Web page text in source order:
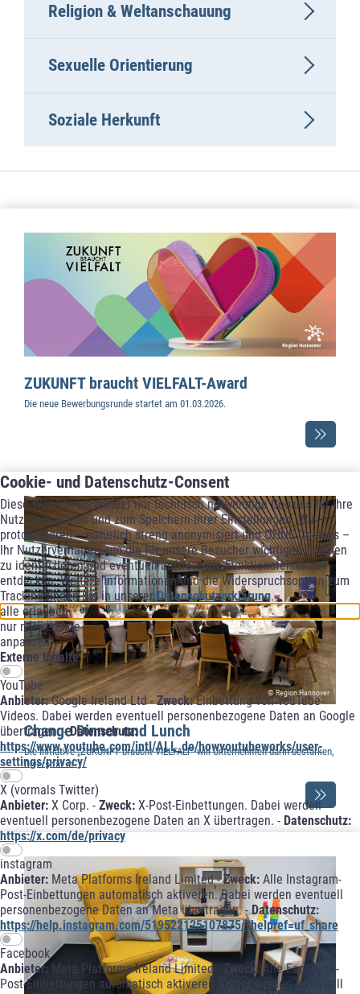
Cookie- und Datenschutz-Consent
Diese Website verwendet nur technisch notwendige Cookies für Ihre
Nutzungssession und zum Speichern Ihrer Einstellungen. Wir
protokollieren – natürlich streng anonymisiert und OHNE Cookies –
Ihr Nutzerverhalten, um die für unsere Besucher wichtigen Themen
zu identifizieren und eventuell auftretende Funktionsfehler zu
entdecken. Weitere Informationen und die Widerspruchsoption zum
Tracking finden Sie in unserer Datenschutzerklärung.
alle erlauben
nur notwendige
anpassen
Externe Inhalte
YouTube
Anbieter:Google Ireland Ltd -Zweck:Einbettung von YouTube-
Videos. Dabei werden eventuell personenbezogene Daten an Google
übertragen. -Datenschutz:
https://www.youtube.com/intl/ALL_de/howyoutubeworks/user-
settings/privacy/
X (vormals Twitter)
Anbieter: X Corp. - Zweck: X-Post-Einbettungen. Dabei werden
eventuell personenbezogene Daten an X übertragen. - Datenschutz:
https://x.com/de/privacy
instagram
Anbieter: Meta Platforms Ireland Limited -Zweck: Alle Instagram-
Post-Einbettungen automatisch aktiveren. Dabei werden eventuell
personenbezogene Daten an Meta übertragen. -Datenschutz:
https://help.instagram.com/519522125107875/?helpref=uf_share
Facebook
Anbieter: Meta Platforms Ireland Limited - Zweck:Alle Facebook-
Post-Einbettungen automatisch aktiveren. Dabei werden eventuell
Religion & Weltanschauung
Sexuelle Orientierung
Soziale Herkunft
ZUKUNFT braucht VIELFALT-Award
Die neue Bewerbungsrunde startet am 01.03.2026.
© Region Hannover
Change Dinner und Lunch
Die Initiative „ZUKUNFT braucht VIELFALT“ will Unternehmen darin bestärken,
Diversität in …